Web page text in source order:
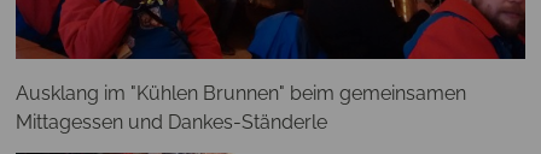
Ausklang im "Kühlen Brunnen" beim gemeinsamen
Mittagessen und Dankes-Ständerle